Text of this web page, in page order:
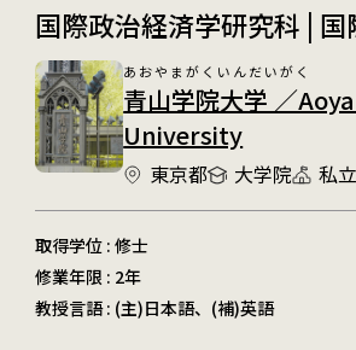
国際政治経済学研究科 |
あおやまがくいんだいがく
青山学院大学 ／
University
東京都 大学院 私立
取得学位 : 修士
修業年限 : 2年
教授言語 : (主)日本語、(補)英語